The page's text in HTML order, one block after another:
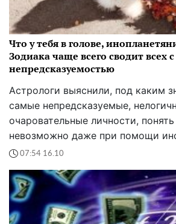
Что у тебя в голове,
Зодиака чаще всего сводит всех
непредсказуемостью
Астрологи выяснили, под каким
самые непредсказуемые,
очаровательные личности,
невозможно даже при помощи
07:54 16.10